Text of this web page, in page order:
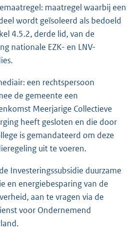
maatregel waarbij een
wordt geïsoleerd als bedoeld
4.5.2, derde lid, van de
nationale EZK- en LNV-
een rechtspersoon
de gemeente een
Meerjarige Collectieve
heeft gesloten en die door
is gemandateerd om deze
uit te voeren.
Investeringssubsidie duurzame
en energiebesparing van de
aan te vragen via de
voor Ondernemend